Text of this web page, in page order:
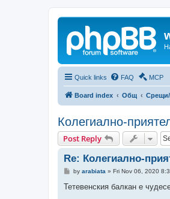
Quick links FAQ MCP
Board index Общ
Колегиално-
Post Reply
Re: Колегиално-
P
s
by arabiata » Fri Nov 06, 2020
Тетевенския балкан е